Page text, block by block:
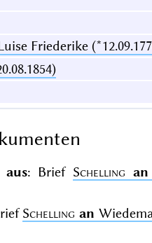
Friederike
aus: Brief Schelling an
Schelling an